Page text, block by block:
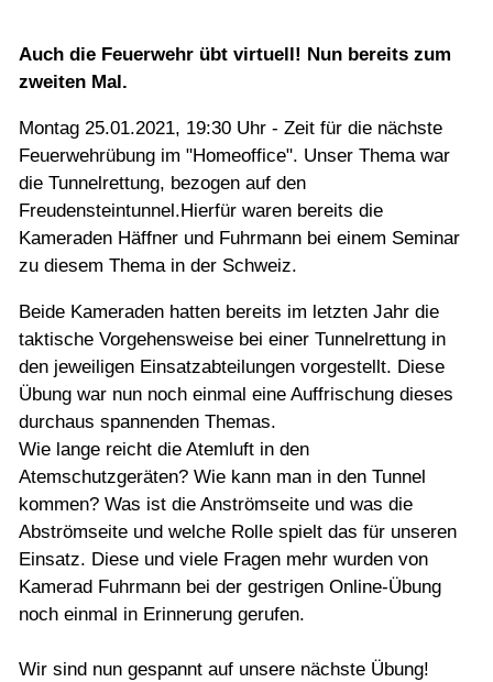
Auch die Feuerwehr übt virtuell! Nun bereits zum
zweiten Mal.
Montag 25.01.2021, 19:30 Uhr - Zeit für die nächste
Feuerwehrübung im "Homeoffice". Unser Thema war
die Tunnelrettung, bezogen auf den
Freudensteintunnel.Hierfür waren bereits die
Kameraden Häffner und Fuhrmann bei einem Seminar
zu diesem Thema in der Schweiz.
Beide Kameraden hatten bereits im letzten Jahr die
taktische Vorgehensweise bei einer Tunnelrettung in
den jeweiligen Einsatzabteilungen vorgestellt. Diese
Übung war nun noch einmal eine Auffrischung dieses
durchaus spannenden Themas.
Wie lange reicht die Atemluft in den
Atemschutzgeräten? Wie kann man in den Tunnel
kommen? Was ist die Anströmseite und was die
Abströmseite und welche Rolle spielt das für unseren
Einsatz. Diese und viele Fragen mehr wurden von
Kamerad Fuhrmann bei der gestrigen Online-Übung
noch einmal in Erinnerung gerufen.
Wir sind nun gespannt auf unsere nächste Übung!